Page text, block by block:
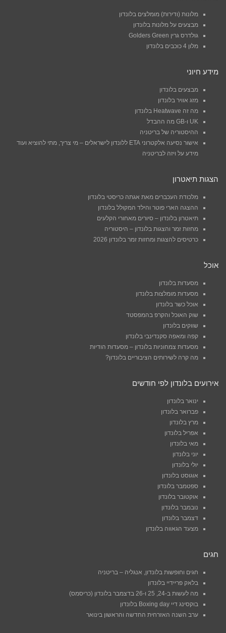
מלונות (ודירות) מומלצים בלונדון
מבצעים על מלונות בלונדון
גולדרס גרין Golders Green
מלון 4 כוכבים בלונדון
מידע חיוני
מבצעים בלונדון
מזג אוויר בלונדון
מה זה Heatwave בלונדון
UK ו-GB מה ההבדל
ההיסטוריה של בריטניה
אישור נסיעה אלקטרוני ETA ללונדון לישראלים – מי צריך, מתי להוציא ועוד
מידע על ויזה לבריטניה
הצגות תיאטרון
מלכודת העכברים מאת אגתה כריסטי בלונדון
ההצגה הארי פוטר והילד המקולל בלונדון
תיאטרון בלונדון – סיורים מאחורי הקלעים
מחזות זמר והצגות בלונדון – היסטוריה
כרטיסים להצגות ומחזות זמר בלונדון 2026
אוכל
מסעדות בלונדון
מסעדות מומלצות בלונדון
אוכל כשר בלונדון
שוק האוכל והקרפ בהמפסטד
שווקים בלונדון
קפה ומאפה סקנדינבי בלונדון
מסעדות צמחוניות בלונדון – מסעדות הודיות
מה קרה לשירותים הציבוריים בלונדון?
אירועים בלונדון לפי חודשים
ינואר בלונדון
פברואר בלונדון
מרץ בלונדון
אפריל בלונדון
מאי בלונדון
יוני בלונדון
יולי בלונדון
אוגוסט בלונדון
ספטמבר בלונדון
אוקטובר בלונדון
נובמבר בלונדון
דצמבר בלונדון
מצעד הגאווה בלונדון
חגים
חגים וחופשות בלונדון, אנגליה – בריטניה
בלאק פריידיי בלונדון
מה לעשות ב-24, 25 ו-26 בדצמבר בלונדון (כריסמס)
בוקסינג דיי Boxing day בלונדון
ערב השנה האזרחית החדשה והראשון בינואר